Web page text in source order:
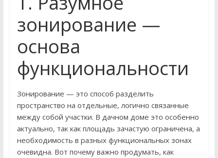
зонирование —
основа
функциональности
Зонирование — это способ разделить
пространство на отдельные, логично связанные
между собой участки. В дачном доме это особенно
актуально, так как площадь зачастую ограничена, а
необходимость в разных функциональных зонах
очевидна. Вот почему важно продумать, как